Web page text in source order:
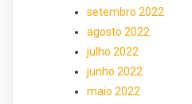
setembro 2022
agosto 2022
julho 2022
junho 2022
maio 2022